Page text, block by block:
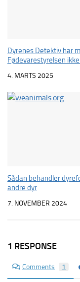
Dyrenes Detektiv har
Fødevarestyrelsen
4. MARTS 2025
Sådan behandler
andre dyr
7. NOVEMBER 2024
1 RESPONSE
Comments 1